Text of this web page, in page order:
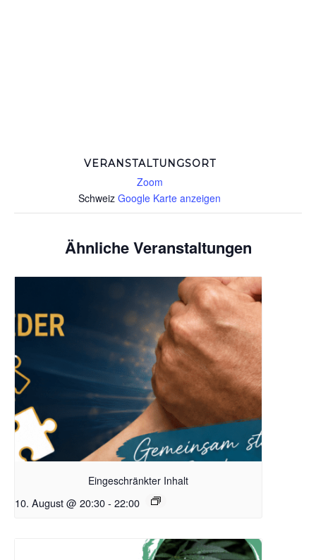
VERANSTALTUNGSORT
Zoom
Schweiz Google Karte anzeigen
Ähnliche Veranstaltungen
Eingeschränkter Inhalt
10. August @ 20:30- 22:00